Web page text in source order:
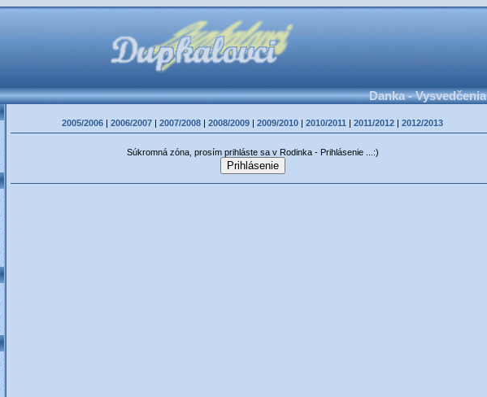
Danka - Vysvedčenia
2005/2006 | 2006/2007 | 2007/2008 | 2008/2009 | 2009/2010 | 2010/2011 | 2011/2012 | 2012/2013
Súkromná zóna, prosím prihláste sa v Rodinka - Prihlásenie ...:)